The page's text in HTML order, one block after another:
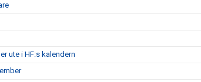
ute i HF:s kalendern